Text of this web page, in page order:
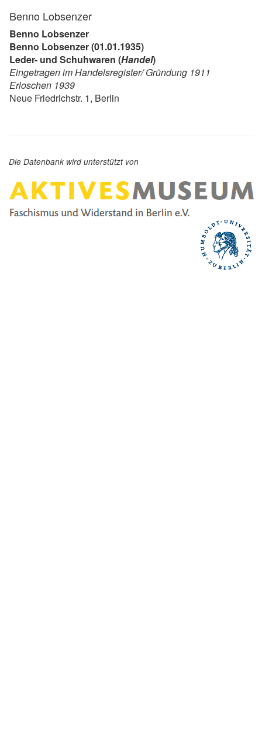
Benno Lobsenzer
Benno Lobsenzer
Benno Lobsenzer (01.01.1935)
Leder- und Schuhwaren (Handel)
Eingetragen im Handelsregister/ Gründung 1911
Erloschen 1939
Neue Friedrichstr. 1, Berlin
Die Datenbank wird unterstützt von